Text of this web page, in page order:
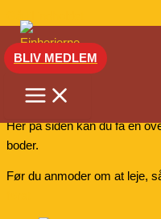
BLIV MEDLEM
Telte og boder
Her på siden kan du få en
boder.
Før du anmoder om at leje,